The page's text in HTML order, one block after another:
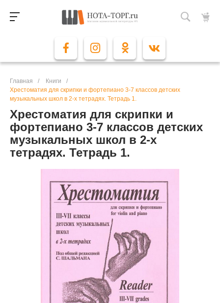
Главная / Книги
/
Хрестоматия для скрипки и фортепиано 3-7 классов детских
музыкальных школ в 2-х тетрадях. Тетрадь 1.
Хрестоматия для скрипки и
фортепиано 3-7 классов детских
музыкальных школ в 2-х
тетрадях. Тетрадь 1.